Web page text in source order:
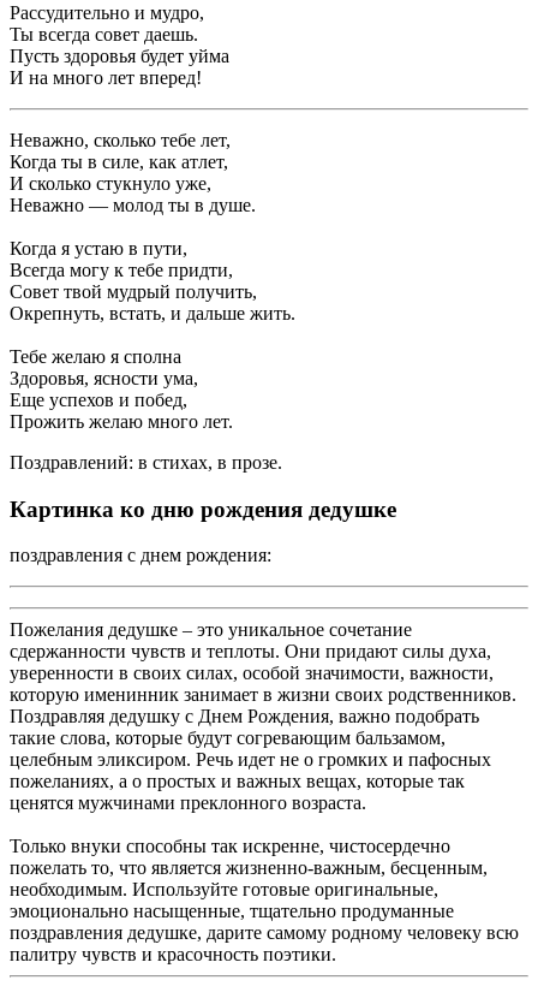
Рассудительно и мудро,
Ты всегда совет даешь.
Пусть здоровья будет уйма
И на много лет вперед!
Неважно, сколько тебе лет,
Когда ты в силе, как атлет,
И сколько стукнуло уже,
Неважно — молод ты в душе.
Когда я устаю в пути,
Всегда могу к тебе придти,
Совет твой мудрый получить,
Окрепнуть, встать, и дальше жить.
Тебе желаю я сполна
Здоровья, ясности ума,
Еще успехов и побед,
Прожить желаю много лет.
Поздравлений: в стихах, в прозе.
Картинка ко дню рождения дедушке
поздравления с днем рождения:
Пожелания дедушке – это уникальное сочетание
сдержанности чувств и теплоты. Они придают силы духа,
уверенности в своих силах, особой значимости, важности,
которую именинник занимает в жизни своих родственников.
Поздравляя дедушку с Днем Рождения, важно подобрать
такие слова, которые будут согревающим бальзамом,
целебным эликсиром. Речь идет не о громких и пафосных
пожеланиях, а о простых и важных вещах, которые так
ценятся мужчинами преклонного возраста.
Только внуки способны так искренне, чистосердечно
пожелать то, что является жизненно-важным, бесценным,
необходимым. Используйте готовые оригинальные,
эмоционально насыщенные, тщательно продуманные
поздравления дедушке, дарите самому родному человеку всю
палитру чувств и красочность поэтики.